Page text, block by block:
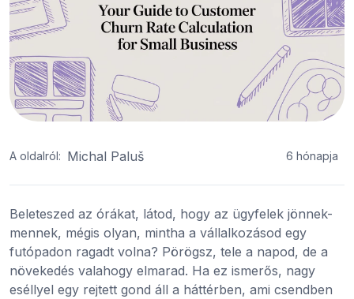
A oldalról: Michal Paluš 6 hónapja
Beleteszed az órákat, látod, hogy az ügyfelek jönnek-
mennek, mégis olyan, mintha a vállalkozásod egy
futópadon ragadt volna? Pörögsz, tele a napod, de a
növekedés valahogy elmarad. Ha ez ismerős, nagy
eséllyel egy rejtett gond áll a háttérben, ami csendben